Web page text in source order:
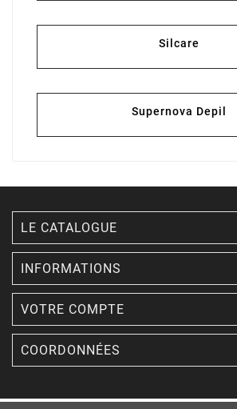
Silcare
Supernova Depil
LE CATALOGUE
INFORMATIONS
VOTRE COMPTE
COORDONNÉES